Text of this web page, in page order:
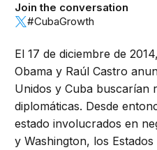
Join the conversation
#CubaGrowth
El 17 de diciembre de
Obama y Raúl Castro
Unidos y Cuba buscarían
diplomáticas. Desde
estado involucrados en
y Washington, los